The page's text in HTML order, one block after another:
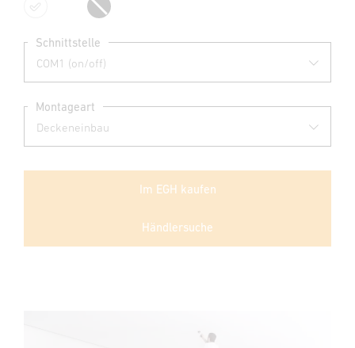
Weiß Schwarz
Schnittstelle
Montageart
Im EGH kaufen
Händlersuche